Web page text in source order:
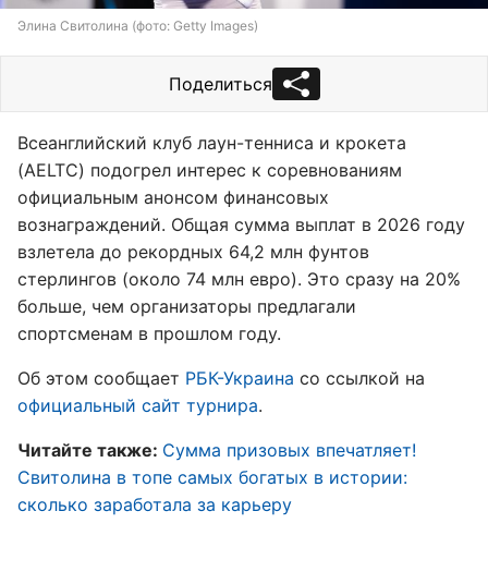
Элина Свитолина (фото: Getty Images)
Поделиться
Всеанглийский клуб лаун-тенниса и крокета
(AELTC) подогрел интерес к соревнованиям
официальным анонсом финансовых
вознаграждений. Общая сумма выплат в 2026 году
взлетела до рекордных 64,2 млн фунтов
стерлингов (около 74 млн евро). Это сразу на 20%
больше, чем организаторы предлагали
спортсменам в прошлом году.
Об этом сообщает РБК-Украина со ссылкой на
официальный сайт турнира.
Читайте также: Сумма призовых впечатляет!
Свитолина в топе самых богатых в истории:
сколько заработала за карьеру